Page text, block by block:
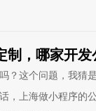
，哪家开发
？这个问题，我猜
，上海做小程序的